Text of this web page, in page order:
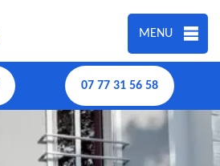
MENU
07 77 31 56 58